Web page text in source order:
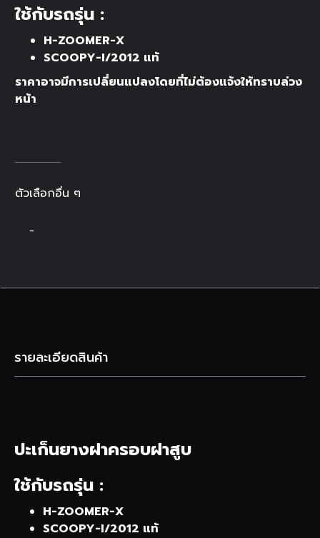
ใช้กับรถรุ่น :
H-ZOOMER-X
SCOOPY-I/2012 แท้
ราคาอาจมีการเปลี่ยนแปลงโดยที่ไม่ต้องแจ้งให้ทราบล่วง
หน้า
ตัวเลือกอื่น ๆ
-
รายละเอียดสินค้า
ปะเก็นยางฝาครอบฝาสูบ
ใช้กับรถรุ่น :
H-ZOOMER-X
SCOOPY-I/2012 แท้